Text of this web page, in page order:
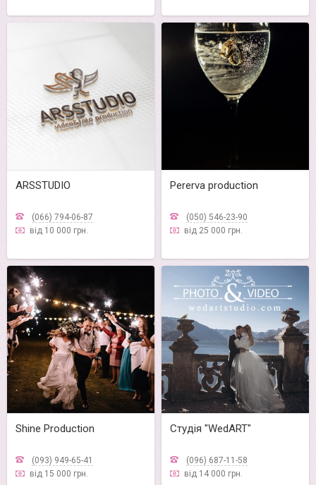
ARSSTUDIO
(066) 794-06-87
від 10 000 грн.
Pererva production
(050) 546-23-90
від 25 000 грн.
Shine Production
(093) 949-65-41
від 15 000 грн.
Студія "WedART"
(096) 687-11-58
від 14 000 грн.